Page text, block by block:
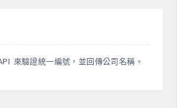
來驗證統一編號，並回傳公司名稱。